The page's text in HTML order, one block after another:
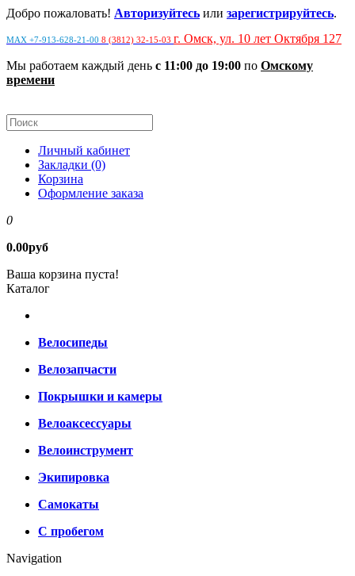
Добро пожаловать! Авторизуйтесь или зарегистрируйтесь.
MAX +7-913-628-21-00 8 (3812) 32-15-03 г. Омск, ул. 10 лет Октября 127
Мы работаем каждый день с 11:00 до 19:00 по Омскому
времени
Личный кабинет
Закладки (0)
Корзина
Оформление заказа
0
0.00руб
Ваша корзина пуста!
Каталог
Велосипеды
Велозапчасти
Покрышки и камеры
Велоаксессуары
Велоинструмент
Экипировка
Самокаты
С пробегом
Navigation